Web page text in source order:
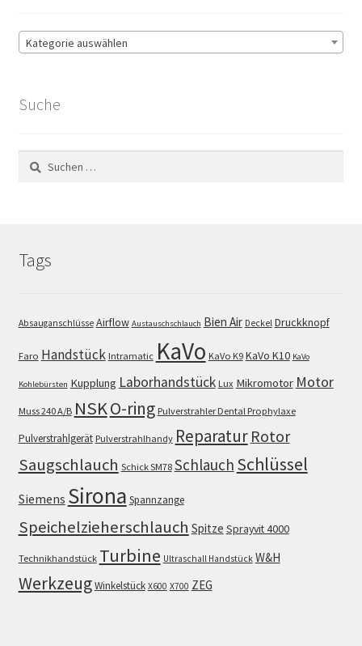
Kategorie auswählen
Suche
Suchen
nach:
Tags
Absauganschlüsse Airflow Austauschschlauch Bien Air Deckel Druckknopf
Faro Handstück Intramatic KaVo KaVo K9 KaVo K10 KaVo
Kohlebürsten Kupplung Laborhandstück Lux Mikromotor Motor
Muss 240 A/B NSKO-ring Pulverstrahler Dental Prophylaxe
Pulverstrahlgerät Pulverstrahlhandy Reparatur Rotor
Saugschlauch Schick SM78 Schlauch Schlüssel
Siemens Sirona Spannzange
Speichelzieherschlauch Spitze Sprayvit 4000
Technikhandstück Turbine Ultraschall Handstück W&H
WerkzeugWinkelstück X600 X700 ZEG